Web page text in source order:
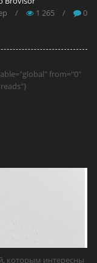
/ 1 265 / 0
from="0"
которым интересны